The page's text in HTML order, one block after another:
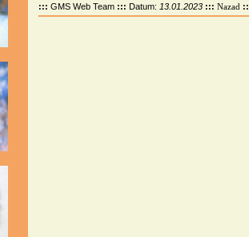
::: GMS Web Team ::: Datum: 13.01.2023 ::: Nazad